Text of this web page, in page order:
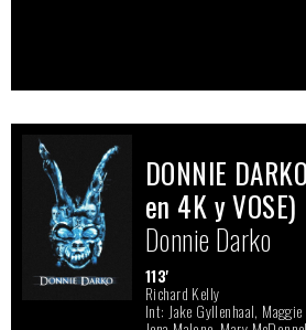
DONNIE
en 4K y VOSE)
Donnie Darko
113'
Richard Kelly
Int: Jake Gyllenhaal,